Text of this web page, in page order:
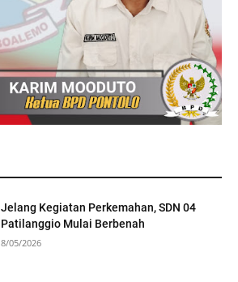
Jelang Kegiatan Perkemahan, SDN 04
Patilanggio Mulai Berbenah
8/05/2026